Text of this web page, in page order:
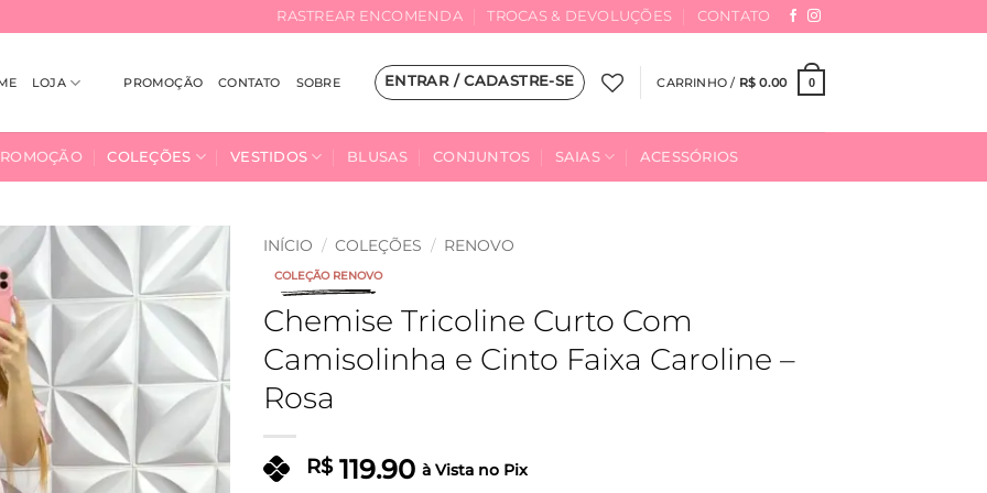
RASTREAR ENCOMENDA TROCAS & DEVOLUÇÕES CONTATO
LOJA PROMOÇÃO CONTATO SOBRE ENTRAR / CADASTRE-SE CARRINHO / R$ 0.00 0
COLEÇÕES VESTIDOS BLUSAS CONJUNTOS SAIAS ACESSÓRIOS
Adicionar
à Lista
INÍCIO / COLEÇÕES / RENOVO
COLEÇÃO RENOVO
Chemise Tricoline Curto Com
Camisolinha e Cinto Faixa Caroline –
Rosa
R$119.90 à Vista no Pix